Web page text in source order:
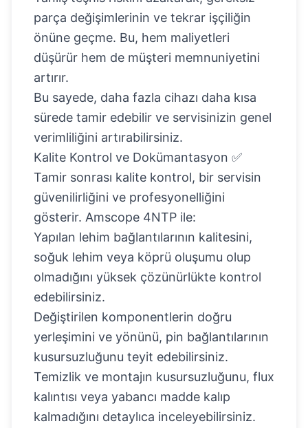
parça değişimlerinin ve tekrar işçiliğin
önüne geçme. Bu, hem maliyetleri
düşürür hem de müşteri memnuniyetini
artırır.
Bu sayede, daha fazla cihazı daha kısa
sürede tamir edebilir ve servisinizin genel
verimliliğini artırabilirsiniz.
Kalite Kontrol ve Dokümantasyon ✅
Tamir sonrası kalite kontrol, bir servisin
güvenilirliğini ve profesyonelliğini
gösterir. Amscope 4NTP ile:
Yapılan lehim bağlantılarının kalitesini,
soğuk lehim veya köprü oluşumu olup
olmadığını yüksek çözünürlükte kontrol
edebilirsiniz.
Değiştirilen komponentlerin doğru
yerleşimini ve yönünü, pin bağlantılarının
kusursuzluğunu teyit edebilirsiniz.
Temizlik ve montajın kusursuzluğunu, flux
kalıntısı veya yabancı madde kalıp
kalmadığını detaylıca inceleyebilirsiniz.